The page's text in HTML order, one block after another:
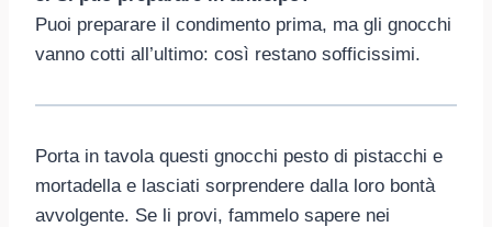
Puoi preparare il condimento prima, ma gli gnocchi
vanno cotti all’ultimo: così restano sofficissimi.
Porta in tavola questi gnocchi pesto di pistacchi e
mortadella e lasciati sorprendere dalla loro bontà
avvolgente. Se li provi, fammelo sapere nei